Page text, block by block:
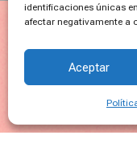
identificaciones únicas
afectar negativamente a
Aceptar